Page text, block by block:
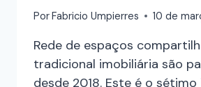
PorFabricio Umpierres 10 de
Rede de espaços
tradicional imobiliária são
desde 2018. Este é o